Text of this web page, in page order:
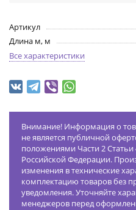
Артикул
Длина м, м
Все характеристики
Внимание! Информация о
не является публичной
положениями Части 2 Статьи
Российской Федерации.
изменения в технические
комплектацию товаров без
уведомления. Уточняйте
менеджеров перед